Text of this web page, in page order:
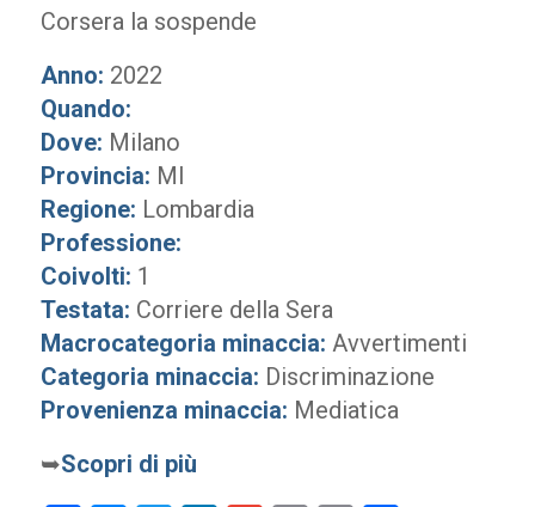
Corsera la sospende
Anno: 2022
Quando:
Dove: Milano
Provincia: MI
Regione: Lombardia
Professione:
Coivolti: 1
Testata: Corriere della Sera
Macrocategoria minaccia: Avvertimenti
Categoria minaccia: Discriminazione
Provenienza minaccia: Mediatica
➥Scopri di più